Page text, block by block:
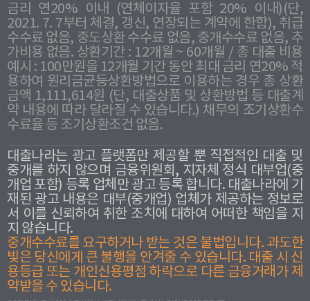
금리 연20% 이내 (연체이자율 포함 20% 이내)(단,
2021. 7. 7부터 체결, 갱신, 연장되는 계약에 한함), 취급
수수료 없음, 중도상환 수수료 없음, 중개수수료 없음, 추
가비용 없음. 상환기간 : 12개월 ~ 60개월 / 총 대출 비용
예시 : 100만원을 12개월 기간 동안 최대 금리 연20% 적
용하여 원리금균등상환방법으로 이용하는 경우 총 상환
금액 1,111,614원 (단, 대출상품 및 상환방법 등 대출계
약 내용에 따라 달라질 수 있습니다.) 채무의 조기상환수
수료율 등 조기상환조건 없음.
대출나라는 광고 플랫폼만 제공할 뿐 직접적인 대출 및
중개를 하지 않으며 금융위원회, 지자체 정식 대부업(중
개업 포함) 등록 업체만 광고 등록 합니다. 대출나라에 기
재된 광고 내용은 대부(중개업) 업체가 제공하는 정보로
서 이를 신뢰하여 취한 조치에 대하여 어떠한 책임을 지
지 않습니다.
중개수수료를 요구하거나 받는 것은 불법입니다. 과도한
빛은 당신에게 큰 불행을 안겨줄 수 있습니다. 대출 시 신
용등급 또는 개인신용평점 하락으로 다른 금융거래가 제
약받을 수 있습니다.